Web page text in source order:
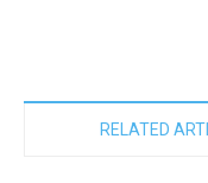
RELATED